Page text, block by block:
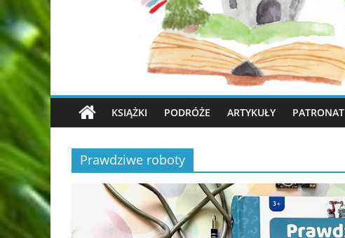
KSIĄŻKI PODRÓŻE ARTYKUŁY PATRONAT
Prawdziwe roboty